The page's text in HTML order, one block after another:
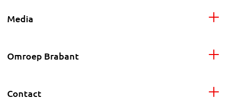
Media
Omroep Brabant
Contact